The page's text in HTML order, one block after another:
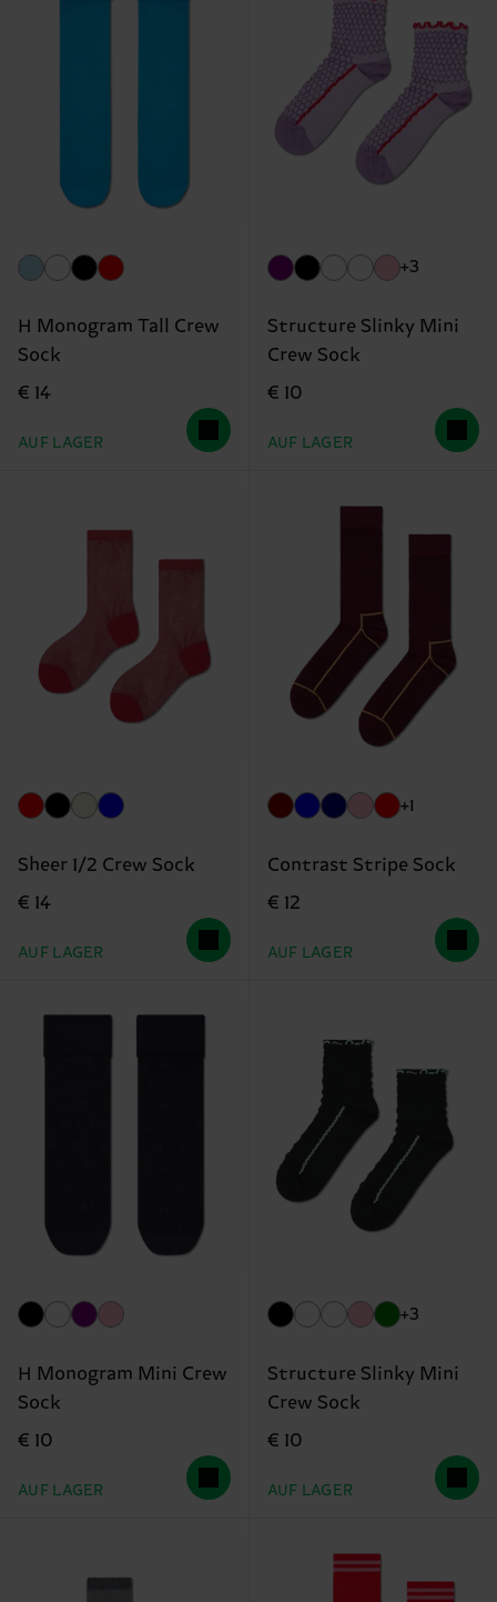
H Monogram Tall Crew
Sock
€ 14
AUF LAGER
+3
Structure Slinky Mini
Crew Sock
€ 10
AUF LAGER
Sheer 1/2 Crew Sock
€ 14
AUF LAGER
+1
Contrast Stripe Sock
€ 12
AUF LAGER
H Monogram Mini Crew
Sock
€ 10
AUF LAGER
+3
Structure Slinky Mini
Crew Sock
€ 10
AUF LAGER